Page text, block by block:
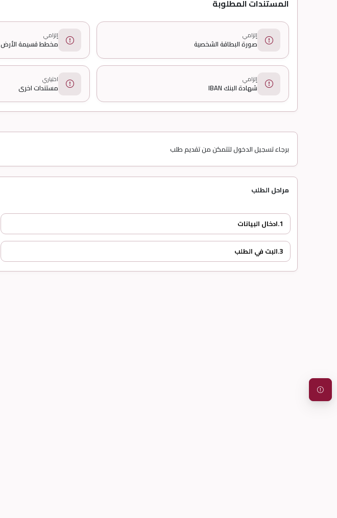
المستندات المطلوبة
إلزامي
صورة البطاقة الشخصية
إلزامي
مخطط قسيمة الأرض
إلزامي
شهادة البنك IBAN
اختياري
مستندات اخرى
برجاء تسجيل الدخول لتتمكن من تقديم طلب
مراحل الطلب
1. ادخال البيانات
3. البت في الطلب